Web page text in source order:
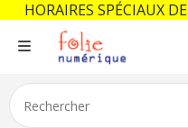
HORAIRES SPÉCIAUX DE